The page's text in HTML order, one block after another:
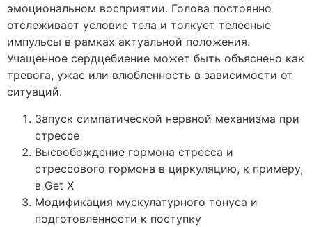
эмоциональном восприятии. Голова постоянно
отслеживает условие тела и толкует телесные
импульсы в рамках актуальной положения.
Учащенное сердцебиение может быть объяснено как
тревога, ужас или влюбленность в зависимости от
ситуаций.
Запуск симпатической нервной механизма при
стрессе
Высвобождение гормона стресса и
стрессового гормона в циркуляцию, к примеру,
в Get X
Модификация мускулатурного тонуса и
подготовленности к поступку